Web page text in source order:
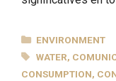
CATEGORIES
ENVIRONMENT
TAGS
WATER,
CONSUMPTION,